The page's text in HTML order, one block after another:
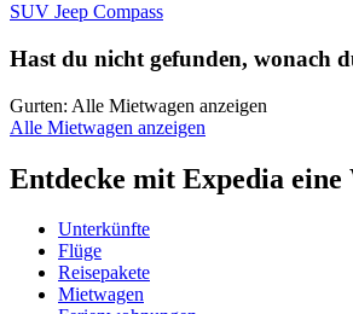
SUV Jeep Compass
Hast du nicht gefunden, wonach
Gurten: Alle Mietwagen anzeigen
Alle Mietwagen anzeigen
Entdecke mit Expedia
Unterkünfte
Flüge
Reisepakete
Mietwagen